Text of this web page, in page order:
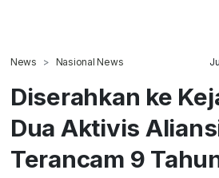
News Nasional News
Diserahkan ke
Dua Aktivis
Terancam 9